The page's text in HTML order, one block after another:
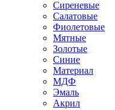
Сиреневые
Салатовые
Фиолетовые
Мятные
Золотые
Синие
Материал
МДФ
Эмаль
Акрил